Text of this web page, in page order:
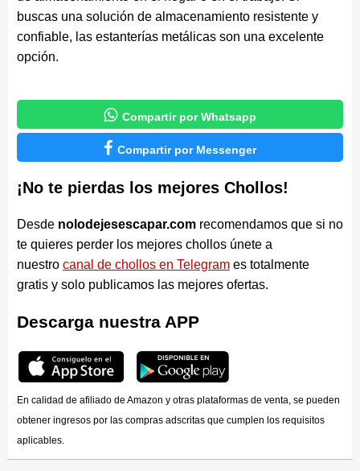
buscas una solución de almacenamiento resistente y
confiable, las estanterías metálicas son una excelente
opción.
 Compartir por Whatsapp
 Compartir por Messenger
¡No te pierdas los mejores Chollos!
Desde nolodejesescapar.comrecomendamos que si no
te quieres perder los mejores chollos únete a
nuestro canal de chollos en Telegrames totalmente
gratis y solo publicamos las mejores ofertas.
Descarga nuestra APP
En calidad de afiliado de Amazon y otras plataformas de venta, se pueden
obtener ingresos por las compras adscritas que cumplen los requisitos
aplicables.